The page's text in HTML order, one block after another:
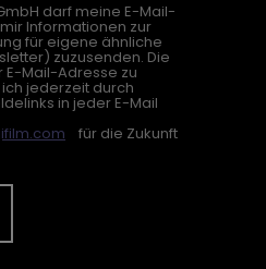
darf meine E-Mail-
Informationen zur
für eigene ähnliche
zuzusenden. Die
Mail-Adresse zu
jederzeit durch
in jeder E-Mail
für die Zukunft